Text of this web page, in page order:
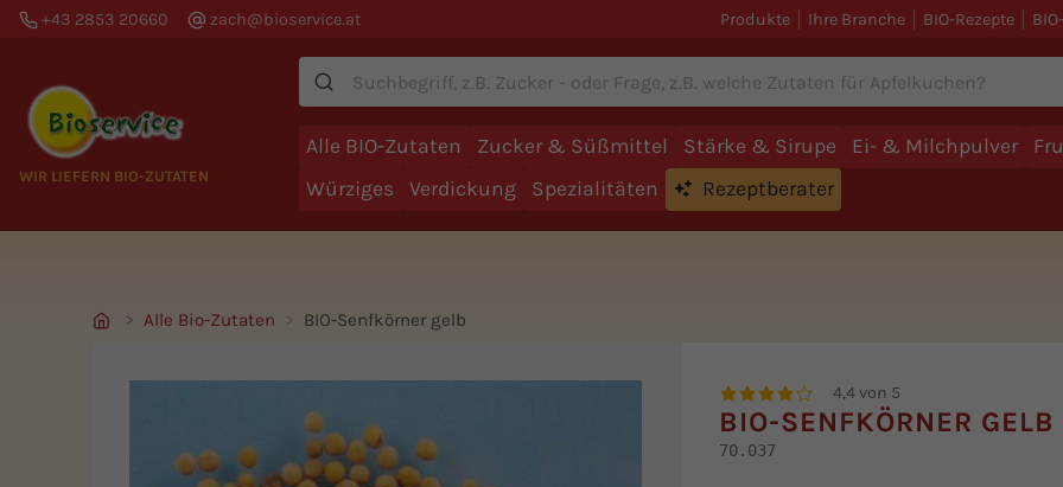
+43 2853 20660 zach@bioservice.at Produkte Ihre Branche BIO-Rezepte
WIR LIEFERN BIO-ZUTATEN
Suche
Alle BIO-Zutaten Zucker & Süßmittel Stärke & Sirupe Ei- & Milchpulver
Würziges
Verdickung Spezialitäten Rezeptberater
Alle Bio-Zutaten BIO-Senfkörner gelb
4,4 von 5
BIO-SENFKÖRNER GELB
70.037